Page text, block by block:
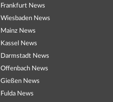
Frankfurt News
Wiesbaden News
Mainz News
Kassel News
Darmstadt News
Offenbach News
Gießen News
Fulda News